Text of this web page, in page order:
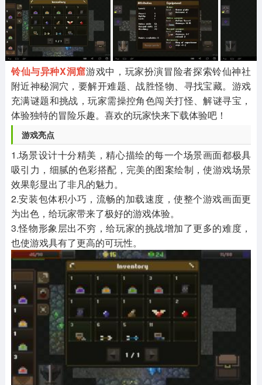
485款应用
446款应用
34款应用
三国游戏
3931款应用
我的世界
69款应用
像素游戏
700款应用
其他
981款应用
末日游戏
1405款应用
pc游戏
3443款应用
游戏攻略
63款应用
8款应用
8款应用
铃仙与异种X洞窟游戏中，玩家扮演冒险者探索铃仙神社
附近神秘洞穴，要解开难题、战胜怪物、寻找宝藏。游戏
充满谜题和挑战，玩家需操控角色闯关打怪、解谜寻宝，
体验独特的冒险乐趣。喜欢的玩家快来下载体验吧！
游戏亮点
1.场景设计十分精美，精心描绘的每一个场景画面都极具
吸引力，细腻的色彩搭配，完美的图案绘制，使游戏场景
效果彰显出了非凡的魅力。
2.安装包体积小巧，流畅的加载速度，使整个游戏画面更
为出色，给玩家带来了极好的游戏体验。
3.怪物形象层出不穷，给玩家的挑战增加了更多的难度，
也使游戏具有了更高的可玩性。